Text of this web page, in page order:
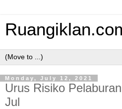
Monday, July 12, 2021
Urus Risiko
Jul